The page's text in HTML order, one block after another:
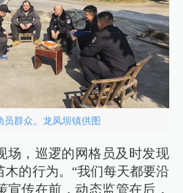
员群众。龙凤坝镇供图
场，巡逻的网格员及时发现
木的行为。“我们每天都要沿
宣传在前，动态监管在后，